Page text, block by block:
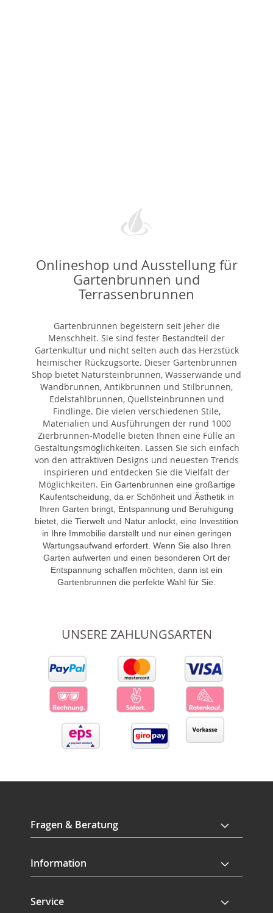
Onlineshop und Ausstellung für
Gartenbrunnen und
Terrassenbrunnen
Gartenbrunnen begeistern seit jeher die
Menschheit. Sie sind fester Bestandteil der
Gartenkultur und nicht selten auch das Herzstück
heimischer Rückzugsorte. Dieser Gartenbrunnen
Shop bietet Natursteinbrunnen, Wasserwände und
Wandbrunnen, Antikbrunnen und Stilbrunnen,
Edelstahlbrunnen, Quellsteinbrunnen und
Findlinge. Die vielen verschiedenen Stile,
Materialien und Ausführungen der rund 1000
Zierbrunnen-Modelle bieten Ihnen eine Fülle an
Gestaltungsmöglichkeiten. Lassen Sie sich einfach
von den attraktiven Designs und neuesten Trends
inspirieren und entdecken Sie die Vielfalt der
Möglichkeiten. Ein Gartenbrunnen eine großartige
Kaufentscheidung, da er Schönheit und Ästhetik in
Ihren Garten bringt, Entspannung und Beruhigung
bietet, die Tierwelt und Natur anlockt, eine Investition
in Ihre Immobilie darstellt und nur einen geringen
Wartungsaufwand erfordert. Wenn Sie also Ihren
Garten aufwerten und einen besonderen Ort der
Entspannung schaffen möchten, dann ist ein
Gartenbrunnen die perfekte Wahl für Sie.
UNSERE ZAHLUNGSARTEN
Fragen & Beratung
Information
Service